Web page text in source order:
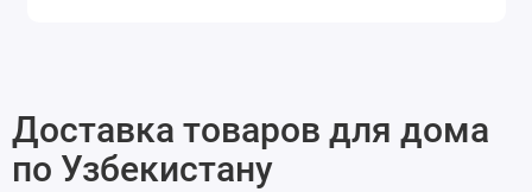
Доставка товаров для дома
по Узбекистану